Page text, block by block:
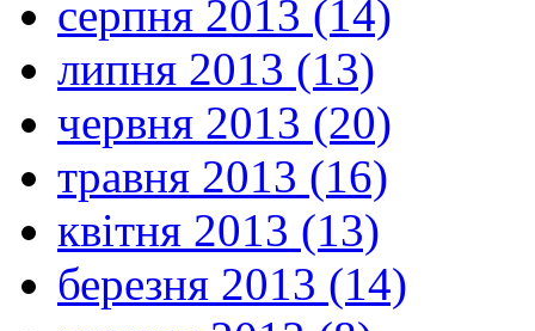
серпня 2013 (14)
липня 2013 (13)
червня 2013 (20)
травня 2013 (16)
квітня 2013 (13)
березня 2013 (14)